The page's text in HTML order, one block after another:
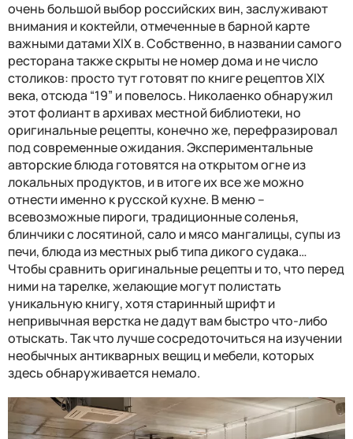
очень большой выбор российских вин, заслуживают
внимания и коктейли, отмеченные в барной карте
важными датами XIX в. Собственно, в названии самого
ресторана также скрыты не номер дома и нечисло
столиков: просто тут готовят по книге рецептов XIX
века, отсюда “19” и повелось. Николаенко обнаружил
этот фолиант в архивах местной библиотеки, но
оригинальные рецепты, конечно же, перефразировал
под современные ожидания. Экспериментальные
авторские блюда готовятся на открытом огне из
локальных продуктов, и в итоге их все же можно
отнести именно к русской кухне. В меню –
всевозможные пироги, традиционные соленья,
блинчики с лосятиной, сало и мясо мангалицы, супы из
печи, блюда из местных рыб типа дикого судака…
Чтобы сравнить оригинальные рецепты и то, что перед
ними на тарелке, желающие могут полистать
уникальную книгу, хотя старинный шрифт и
непривычная верстка не дадут вам быстро что-либо
отыскать. Так что лучше сосредоточиться на изучении
необычных антикварных вещиц и мебели, которых
здесь обнаруживается немало.